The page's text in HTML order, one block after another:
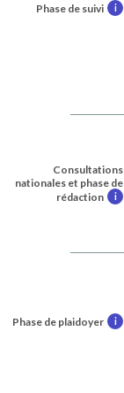
Phase de suivi i
Consultations
nationales et phase de
rédaction
i
Phase de plaidoyer i